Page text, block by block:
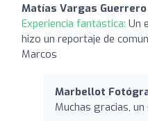
Matías Vargas Guerrero
Experiencia fantástica: Un
hizo un reportaje de
Marcos
Marbellot
Muchas gracias,